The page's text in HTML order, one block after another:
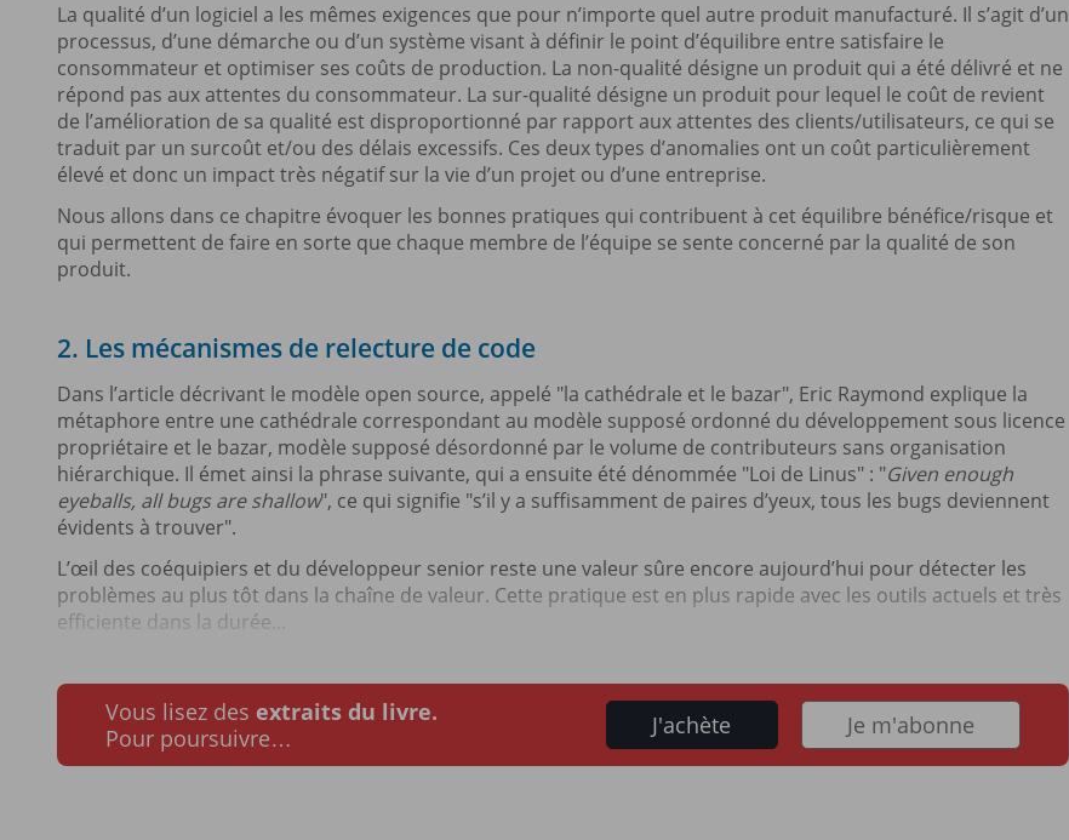
La qualité d’un logiciel a les mêmes exigences que pour n’importe quel autre produit manufacturé. Il s’agit d’un
processus, d’une démarche ou d’un système visant à définir le point d’équilibre entre satisfaire le
consommateur et optimiser ses coûts de production. La non-qualité désigne un produit qui a été délivré et ne
répond pas aux attentes du consommateur. La sur-qualité désigne un produit pour lequel le coût de revient
de l’amélioration de sa qualité est disproportionné par rapport aux attentes des clients/utilisateurs, ce qui se
traduit par un surcoût et/ou des délais excessifs. Ces deux types d’anomalies ont un coût particulièrement
élevé et donc un impact très négatif sur la vie d’un projet ou d’une entreprise.
Nous allons dans ce chapitre évoquer les bonnes pratiques qui contribuent à cet équilibre bénéfice/risque et
qui permettent de faire en sorte que chaque membre de l’équipe se sente concerné par la qualité de son
produit.
2. Les mécanismes de relecture de code
Dans l’article décrivant le modèle open source, appelé "la cathédrale et le bazar", Eric Raymond explique la
métaphore entre une cathédrale correspondant au modèle supposé ordonné du développement sous licence
propriétaire et le bazar, modèle supposé désordonné par le volume de contributeurs sans organisation
hiérarchique. Il émet ainsi la phrase suivante, qui a ensuite été dénommée "Loi de Linus" : "Given enough
eyeballs, all bugs are shallow", ce qui signifie "s’il y a suffisamment de paires d’yeux, tous les bugs deviennent
évidents à trouver".
L’œil des coéquipiers et du développeur senior reste une valeur sûre encore aujourd’hui pour détecter les
problèmes au plus tôt dans la chaîne de valeur. Cette pratique est en plus rapide avec les outils actuels et très
efficiente dans la durée...
Vous lisez des extraits du livre.
Pour poursuivre…
J'achète Je m'abonne